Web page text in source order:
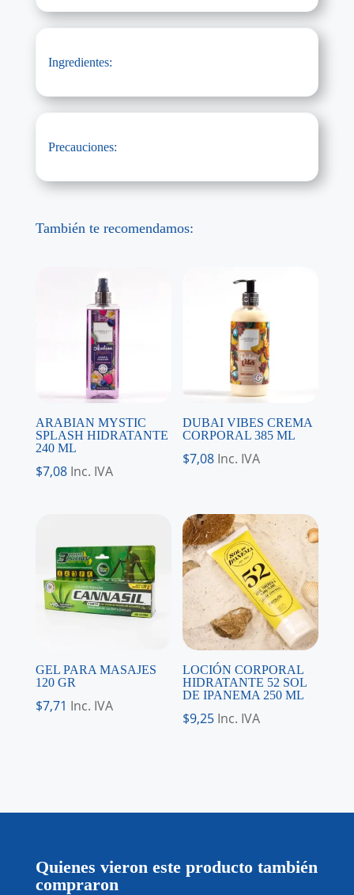
Ingredientes:
Precauciones:
También te recomendamos:
ARABIAN MYSTIC
SPLASH HIDRATANTE
240 ML
$7,08 Inc. IVA
DUBAI VIBES CREMA
CORPORAL 385 ML
$7,08 Inc. IVA
GEL PARA MASAJES
120 GR
$7,71 Inc. IVA
LOCIÓN CORPORAL
HIDRATANTE 52 SOL
DE IPANEMA 250 ML
$9,25 Inc. IVA
Quienes vieron este producto también
compraron